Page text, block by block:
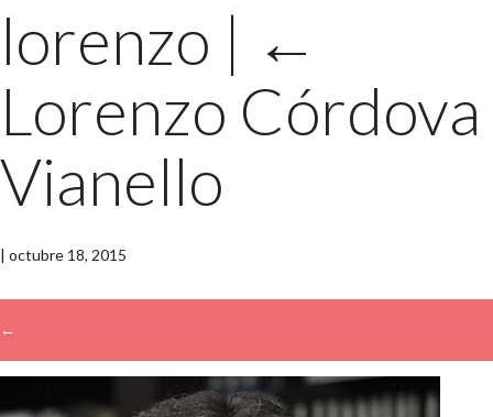
lorenzo | ←
Lorenzo Córdova
Vianello
| octubre 18, 2015
←